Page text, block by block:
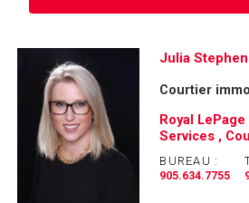
Demander des infos sur
Prénom
Nom
Courriel
Julia
Courtier
Royal
Services ,
BUREAU :
905.634.7755